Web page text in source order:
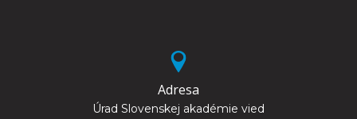
Adresa
Úrad Slovenskej akadémie vied